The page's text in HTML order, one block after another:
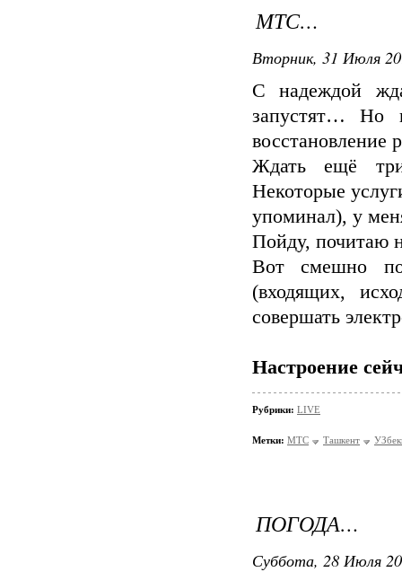
МТС…
Вторник, 31 Июля
С надеждой
запустят… Но
восстановление
Ждать ещё
Некоторые
упоминал), у
Пойду, почитаю
Вот смешно
(входящих,
совершать
Настроение
Рубрики: LIVE
Метки: МТС Ташкент
ПОГОДА…
Суббота, 28 Июля